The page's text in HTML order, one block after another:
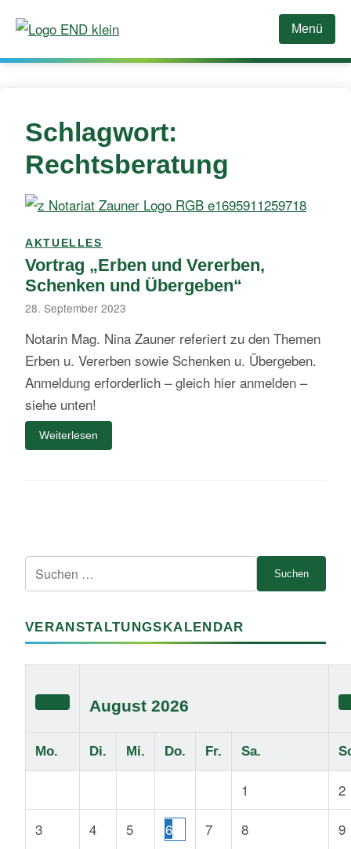
Inhalt
springen
Menü
Schlagwort:
Rechtsberatung
AKTUELLES
Vortrag „Erben und Vererben,
Schenken und Übergeben“
28. September 2023
Notarin Mag. Nina Zauner referiert zu den Themen
Erben u. Vererben sowie Schenken u. Übergeben.
Anmeldung erforderlich – gleich hier anmelden –
siehe unten!
Weiterlesen
Suche
nach:
VERANSTALTUNGSKALENDAR
August 2026
Mo. Di. Mi. Do. Fr. Sa.
1
2
3
4 5 6 7 8 9